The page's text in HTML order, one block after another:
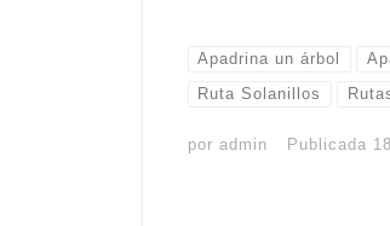
Apadrina un árbol
Ruta Solanillos
por admin Publicada